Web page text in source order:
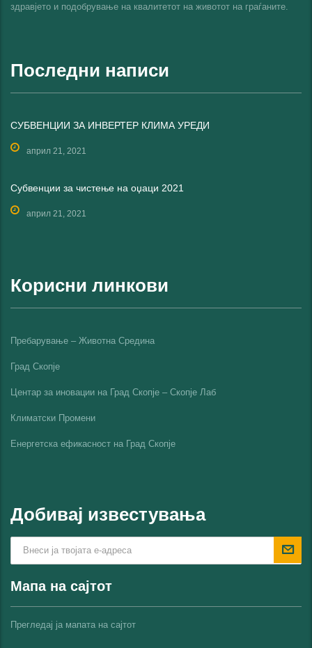
здравјето и подобрување на квалитетот на животот на граѓаните.
Последни написи
СУБВЕНЦИИ ЗА ИНВЕРТЕР КЛИМА УРЕДИ
април 21, 2021
Субвенции за чистење на оџаци 2021
април 21, 2021
Корисни линкови
Пребарување – Животна Средина
Град Скопје
Центар за иновации на Град Скопје – Скопје Лаб
Климатски Промени
Енергетска ефикасност на Град Скопјe
Добивај известувања
Мапа на сајтот
Прегледај ја мапата на сајтот